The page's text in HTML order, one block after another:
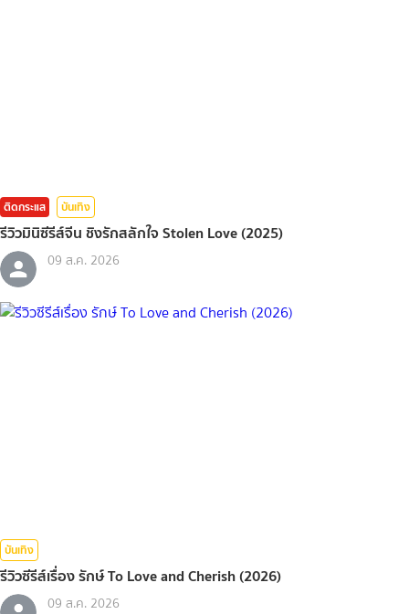
ติดกระแส บันเทิง
รีวิวมินิซีรีส์จีน ชิงรักสลักใจ Stolen Love (2025)
09 ส.ค. 2026
บันเทิง
รีวิวซีรีส์เรื่อง รักษ์ To Love and Cherish (2026)
09 ส.ค. 2026